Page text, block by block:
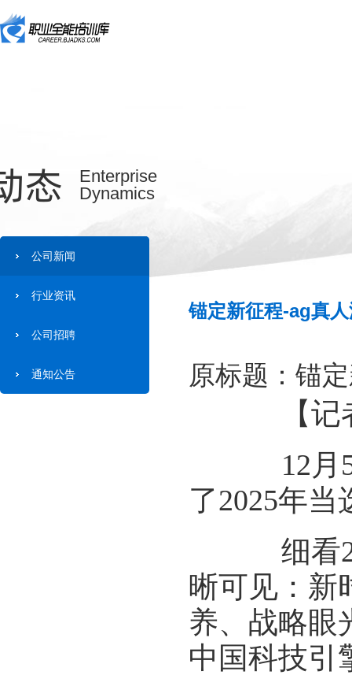
态
Enterprise
Dynamics
公司新闻
行业资讯
公司招聘
通知公告
锚定新征程-ag真
原标题：锚
【记
12月5
了2025年
细看
晰可见：新
养、战略眼
中国科技引